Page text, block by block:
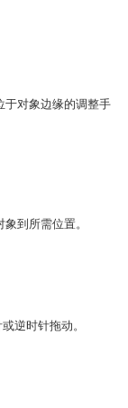
于对象边缘的调整手
到所需位置。
逆时针拖动。